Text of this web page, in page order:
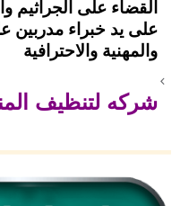
القضاء على الجراثيم
على يد خبراء مدربين
والمهنية والاحترافية
شركه لتنظيف